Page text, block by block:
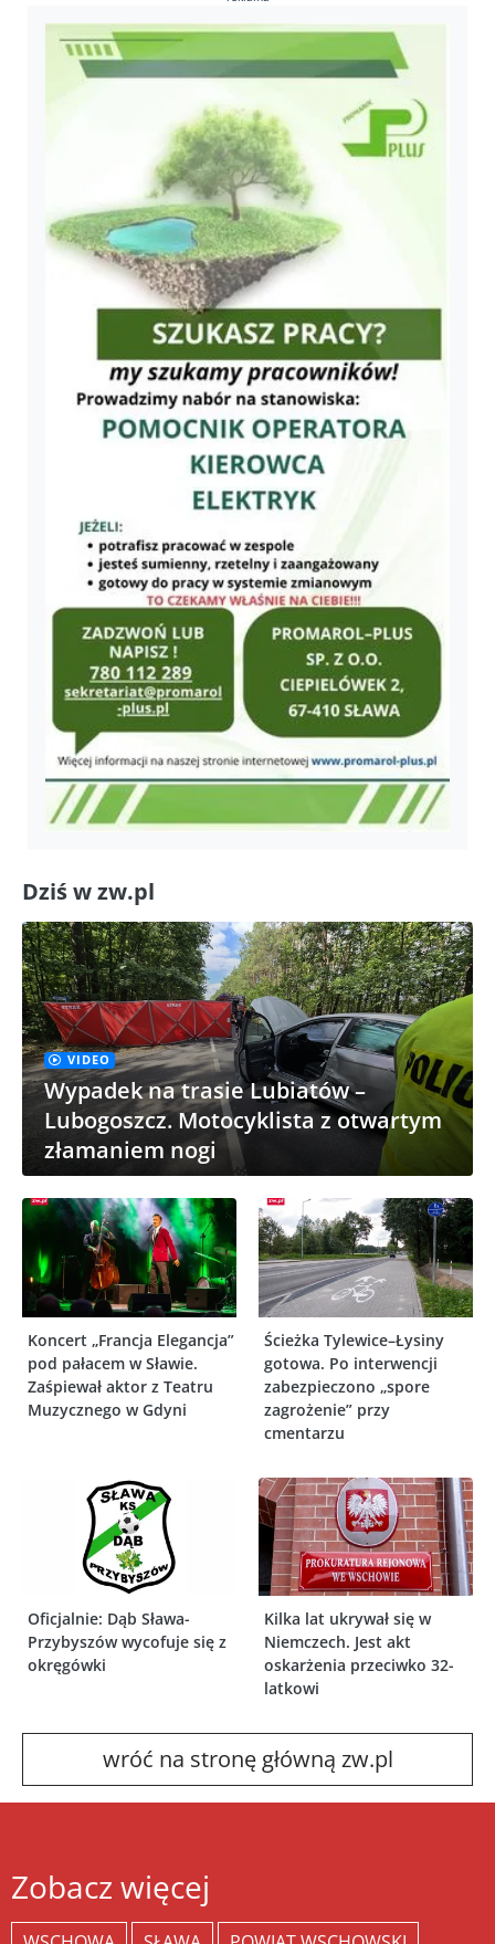
Dziś w zw.pl
VIDEO
Wypadek na trasie Lubiatów –
Lubogoszcz. Motocyklista z otwartym
złamaniem nogi
Koncert „Francja Elegancja”
pod pałacem w Sławie.
Zaśpiewał aktor z Teatru
Muzycznego w Gdyni
Ścieżka Tylewice–Łysiny
gotowa. Po interwencji
zabezpieczono „spore
zagrożenie” przy
cmentarzu
Oficjalnie: Dąb Sława-
Przybyszów wycofuje się z
okręgówki
Kilka lat ukrywał się w
Niemczech. Jest akt
oskarżenia przeciwko 32-
latkowi
wróć na stronę główną zw.pl
Zobacz więcej